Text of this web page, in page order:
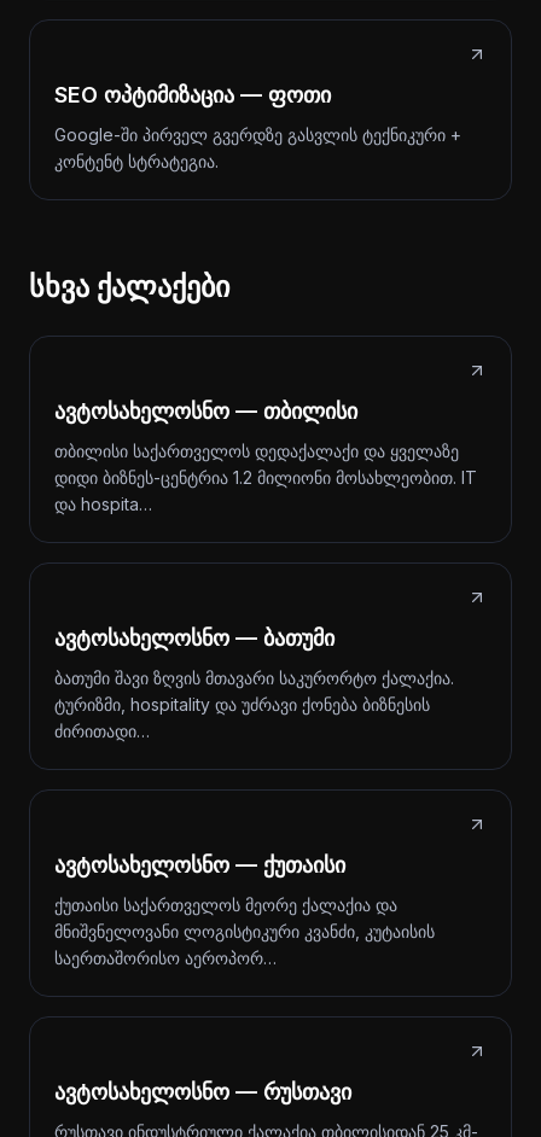
SEO ოპტიმიზაცია — ფოთი
Google-ში პირველ გვერდზე გასვლის ტექნიკური +
კონტენტ სტრატეგია.
სხვა ქალაქები
ავტოსახელოსნო — თბილისი
თბილისი საქართველოს დედაქალაქი და ყველაზე
დიდი ბიზნეს-ცენტრია 1.2 მილიონი მოსახლეობით. IT
და hospita…
ავტოსახელოსნო — ბათუმი
ბათუმი შავი ზღვის მთავარი საკურორტო ქალაქია.
ტურიზმი, hospitality და უძრავი ქონება ბიზნესის
ძირითადი…
ავტოსახელოსნო — ქუთაისი
ქუთაისი საქართველოს მეორე ქალაქია და
მნიშვნელოვანი ლოგისტიკური კვანძი, კუტაისის
საერთაშორისო აეროპორ…
ავტოსახელოსნო — რუსთავი
რუსთავი ინდუსტრიული ქალაქია თბილისიდან 25 კმ-